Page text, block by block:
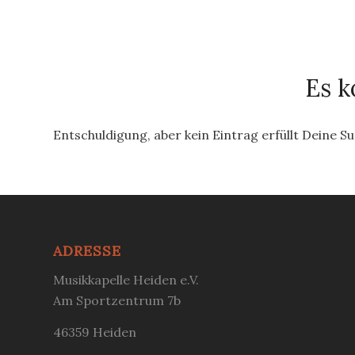
Es
Entschuldigung, aber kein Eintrag erfüllt Deine
ADRESSE
Musikkapelle Heiden e.V.
Am Sportzentrum 7b
46359 Heiden